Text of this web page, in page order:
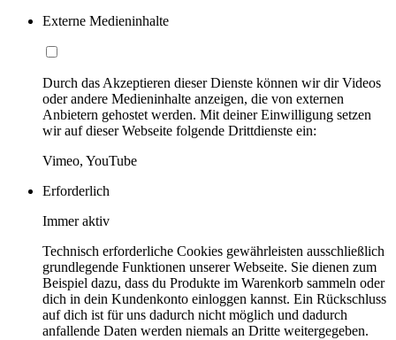
Externe Medieninhalte
Durch das Akzeptieren dieser Dienste können wir dir Videos
oder andere Medieninhalte anzeigen, die von externen
Anbietern gehostet werden. Mit deiner Einwilligung setzen
wir auf dieser Webseite folgende Drittdienste ein:
Vimeo, YouTube
Erforderlich
Immer aktiv
Technisch erforderliche Cookies gewährleisten ausschließlich
grundlegende Funktionen unserer Webseite. Sie dienen zum
Beispiel dazu, dass du Produkte im Warenkorb sammeln oder
dich in dein Kundenkonto einloggen kannst. Ein Rückschluss
auf dich ist für uns dadurch nicht möglich und dadurch
anfallende Daten werden niemals an Dritte weitergegeben.